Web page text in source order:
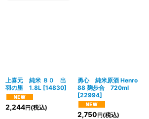
上喜元 純米 ８０ 出
羽の里 1.8L [14830]
2,244円 (税込)
勇心 純米原酒 Henro
88 麹歩合 720ml
[22994]
2,750 円(税込)